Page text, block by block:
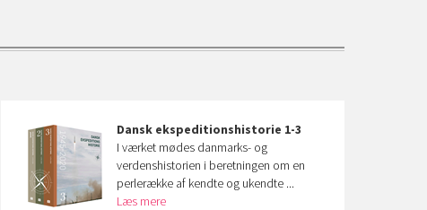
Dansk ekspeditionshistorie 1-3
I værket mødes danmarks- og
verdenshistorien i beretningen om en
perlerække af kendte og ukendte ...
Læs mere